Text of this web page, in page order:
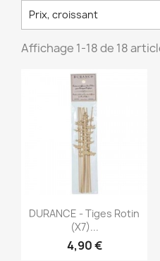
Prix, croissant
Affichage 1-18 de 18
Aperçu rapide
DURANCE - Tiges Rotin
(x7)...
4,90 €